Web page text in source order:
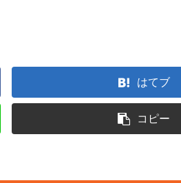
はてブ
コピー